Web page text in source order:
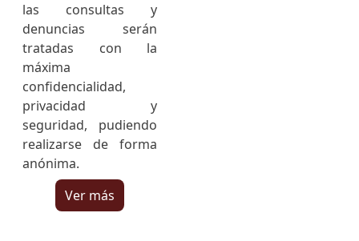
las consultas y
denuncias serán
tratadas con la
máxima
confidencialidad,
privacidad y
seguridad, pudiendo
realizarse de forma
anónima.
Ver más